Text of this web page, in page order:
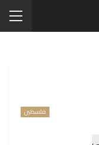
فلسطين